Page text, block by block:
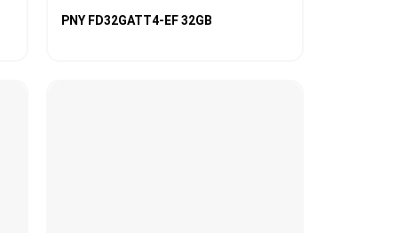
PNY FD32GATT4-EF 32GB